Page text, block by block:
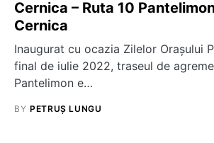
Cernica – Ruta 10
Cernica
Inaugurat cu ocazia Zilelor Orașului
final de iulie 2022, traseul de
Pantelimon e…
BY PETRUȘ LUNGU